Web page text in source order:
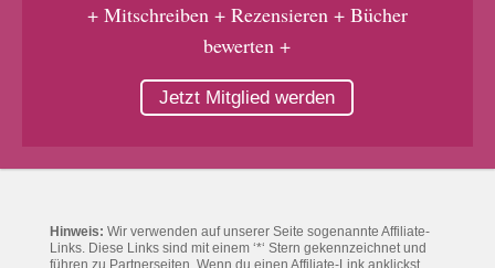
+ Mitschreiben + Rezensieren + Bücher
bewerten +
Jetzt Mitglied werden
Hinweis: Wir verwenden auf unserer Seite sogenannte Affiliate-
Links. Diese Links sind mit einem ‘*‘ Stern gekennzeichnet und